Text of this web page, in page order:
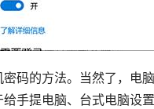
码的方法。当然了，电
手提电脑、台式电脑设置